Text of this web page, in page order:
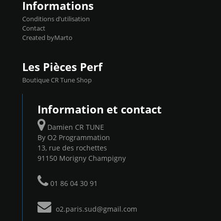
Informations
Conditions d’utilisation
Contact
Created byMarto
Les Pièces Perf
Boutique CR Tune Shop
Information et contact
Damien CR TUNE
By O2 Programmation
13, rue des rochettes
91150 Morigny Champigny
01 86 04 30 91
o2.paris.sud@gmail.com